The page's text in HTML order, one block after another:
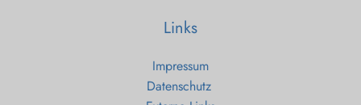
Links
Impressum
Datenschutz